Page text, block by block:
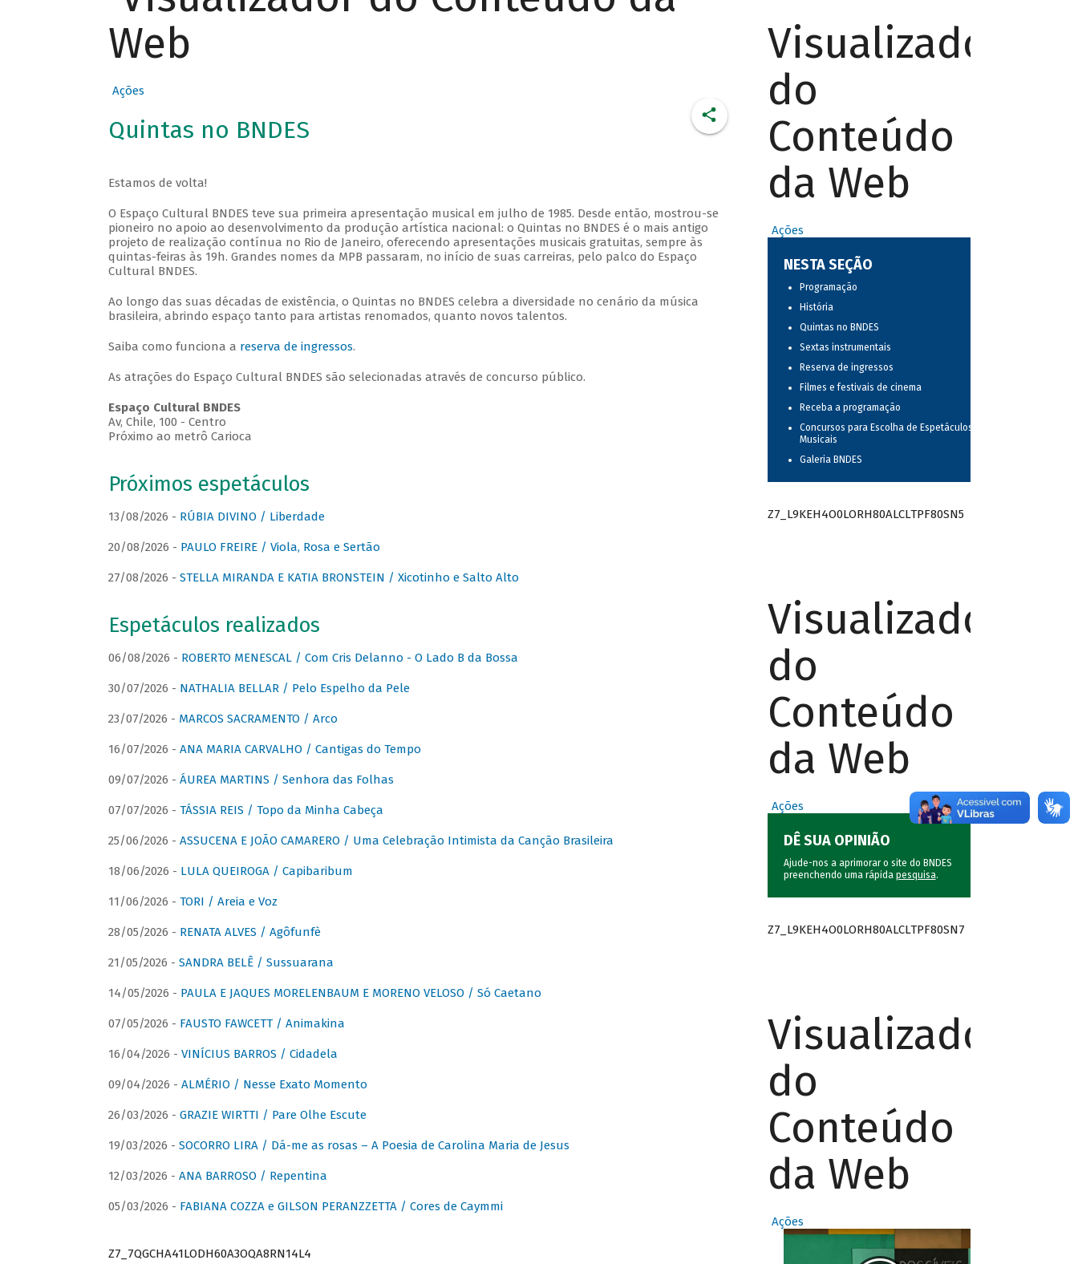
Web
Ações
Quintas no BNDES
Estamos de volta!
O Espaço Cultural BNDES teve sua primeira apresentação musical em julho de 1985. Desde então, mostrou-se
pioneiro no apoio ao desenvolvimento da produção artística nacional: o Quintas no BNDES é o mais antigo
projeto de realização contínua no Rio de Janeiro, oferecendo apresentações musicais gratuitas, sempre às
quintas-feiras às 19h. Grandes nomes da MPB passaram, no início de suas carreiras, pelo palco do Espaço
Cultural BNDES.
Ao longo das suas décadas de existência, o Quintas no BNDES celebra a diversidade no cenário da música
brasileira, abrindo espaço tanto para artistas renomados, quanto novos talentos.
Saiba como funciona a reserva de ingressos.
As atrações do Espaço Cultural BNDES são selecionadas através de concurso público.
Espaço Cultural BNDES
Av, Chile, 100 - Centro
Próximo ao metrô Carioca
Próximos espetáculos
13/08/2026 - RÚBIA DIVINO / Liberdade
20/08/2026 - PAULO FREIRE / Viola, Rosa e Sertão
27/08/2026 - STELLA MIRANDA E KATIA BRONSTEIN / Xicotinho e Salto Alto
Espetáculos realizados
06/08/2026 - ROBERTO MENESCAL / Com Cris Delanno - O Lado B da Bossa
30/07/2026 - NATHALIA BELLAR / Pelo Espelho da Pele
23/07/2026 - MARCOS SACRAMENTO / Arco
16/07/2026 - ANA MARIA CARVALHO / Cantigas do Tempo
09/07/2026 - ÁUREA MARTINS / Senhora das Folhas
07/07/2026 - TÁSSIA REIS / Topo da Minha Cabeça
25/06/2026 - ASSUCENA E JOÃO CAMARERO / Uma Celebração Intimista da Canção Brasileira
18/06/2026 - LULA QUEIROGA / Capibaribum
11/06/2026 - TORI / Areia e Voz
28/05/2026 - RENATA ALVES / Agôfunfè
21/05/2026 - SANDRA BELÊ / Sussuarana
14/05/2026 - PAULA E JAQUES MORELENBAUM E MORENO VELOSO / Só Caetano
07/05/2026 - FAUSTO FAWCETT / Animakina
16/04/2026 - VINÍCIUS BARROS / Cidadela
09/04/2026 - ALMÉRIO / Nesse Exato Momento
26/03/2026 - GRAZIE WIRTTI / Pare Olhe Escute
19/03/2026 - SOCORRO LIRA / Dá-me as rosas – A Poesia de Carolina Maria de Jesus
12/03/2026 - ANA BARROSO / Repentina
05/03/2026 - FABIANA COZZA e GILSON PERANZZETTA / Cores de Caymmi
Z7_7QGCHA41LODH60A3OQA8RN14L4
Visualizador
do
Conteúdo
da Web
Ações
NESTA SEÇÃO
Programação
História
Quintas no BNDES
Sextas instrumentais
Reserva de ingressos
Filmes e festivais de cinema
Receba a programação
Concursos para Escolha de Espetáculos
Musicais
Galeria BNDES
Z7_L9KEH4O0LORH80ALCLTPF80SN5
Visualizador
do
Conteúdo
da Web
Ações
DÊ SUA OPINIÃO
Ajude-nos a aprimorar o site do BNDES
preenchendo uma rápida pesquisa.
Z7_L9KEH4O0LORH80ALCLTPF80SN7
Visualizador
do
Conteúdo
da Web
Ações